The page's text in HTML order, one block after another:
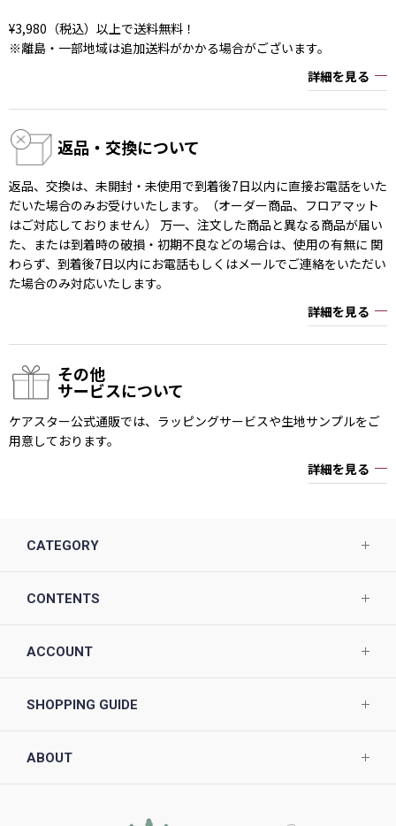
¥3,980（税込）以上で送料無料！
※離島・一部地域は追加送料がかかる場合がございます。
詳細を見る
返品・交換について
返品、交換は、未開封・未使用で到着後7日以内に直接お電話をいた
だいた場合のみお受けいたします。（オーダー商品、フロアマット
はご対応しておりません） 万一、注文した商品と異なる商品が届い
た、または到着時の破損・初期不良などの場合は、使用の有無に 関
わらず、到着後7日以内にお電話もしくはメールでご連絡をいただい
た場合のみ対応いたします。
詳細を見る
その他
サービスについて
ケアスター公式通販では、ラッピングサービスや生地サンプルをご
用意しております。
詳細を見る
CATEGORY
CONTENTS
ACCOUNT
SHOPPING GUIDE
ABOUT